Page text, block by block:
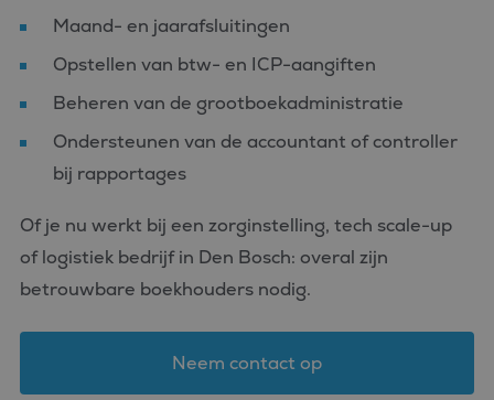
Maand- en jaarafsluitingen
Opstellen van btw- en ICP-aangiften
Beheren van de grootboekadministratie
Ondersteunen van de accountant of controller
bij rapportages
Of je nu werkt bij een zorginstelling, tech scale-up
of logistiek bedrijf in Den Bosch: overal zijn
betrouwbare boekhouders nodig.
Neem contact op